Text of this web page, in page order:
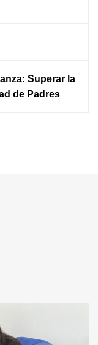
Superar la
de Padres